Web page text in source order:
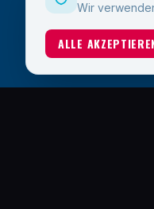
Wir
ALLE